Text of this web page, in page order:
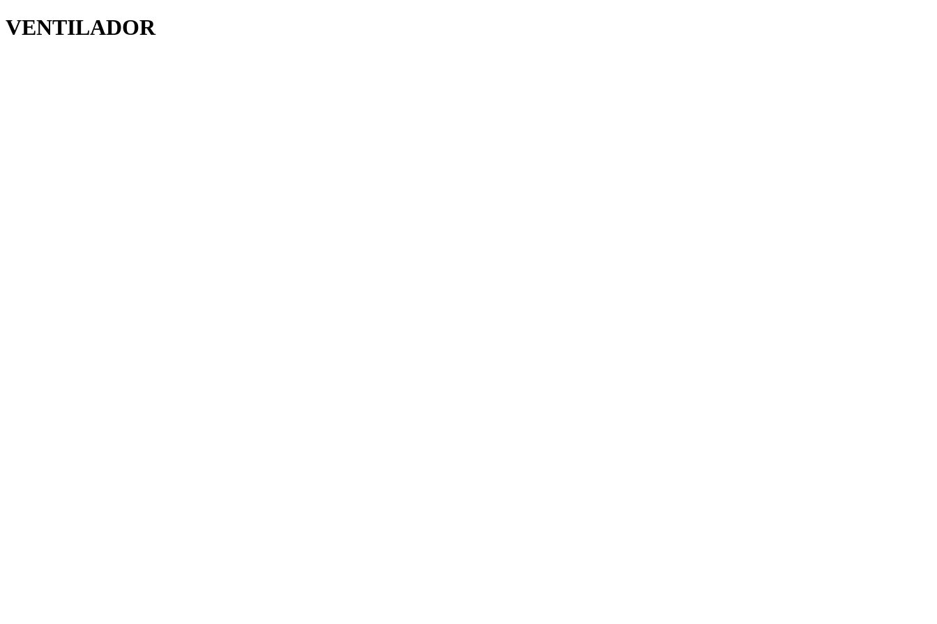
VENTILADOR